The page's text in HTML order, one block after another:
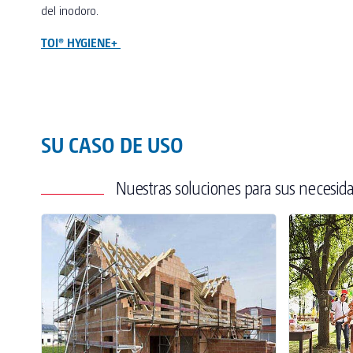
del inodoro.
TOI® HYGIENE+
SU CASO DE USO
Nuestras soluciones para sus